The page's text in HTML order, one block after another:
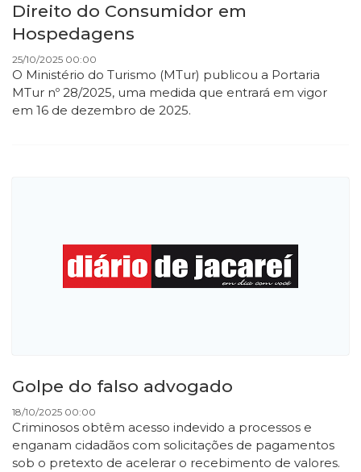
Direito do Consumidor em
Hospedagens
25/10/2025 00:00
O Ministério do Turismo (MTur) publicou a Portaria
MTur nº 28/2025, uma medida que entrará em vigor
em 16 de dezembro de 2025.
Golpe do falso advogado
18/10/2025 00:00
Criminosos obtêm acesso indevido a processos e
enganam cidadãos com solicitações de pagamentos
sob o pretexto de acelerar o recebimento de valores.